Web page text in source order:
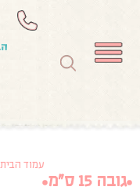
עמוד הבית
גובה 15 ס"מ